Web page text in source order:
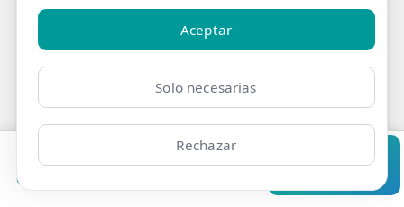
Clínicas
Recupera tu Vida Sin
Dolor: La Solución
Definitiva para la Artrosis
de Rodilla
Pedir cita Consultar
Aceptar
Solo necesarias
Rechazar